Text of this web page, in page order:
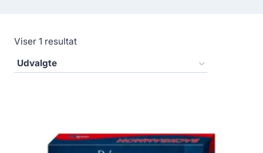
Viser 1 resultat